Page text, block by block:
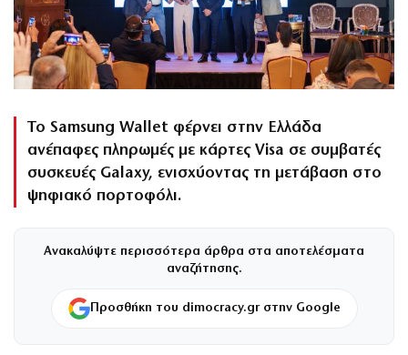
Το Samsung Wallet φέρνει στην Ελλάδα
ανέπαφες πληρωμές με κάρτες Visa σε συμβατές
συσκευές Galaxy, ενισχύοντας τη μετάβαση στο
ψηφιακό πορτοφόλι.
Ανακαλύψτε περισσότερα άρθρα στα αποτελέσματα
αναζήτησης.
Προσθήκη του dimocracy.gr στην Google